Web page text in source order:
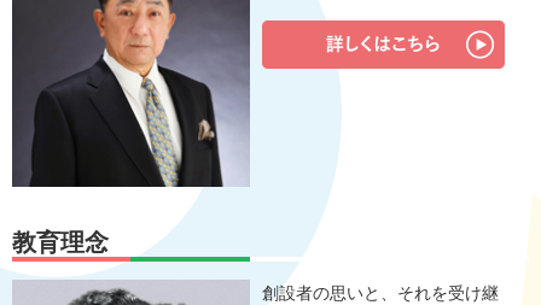
教育理念
創設者の思いと、それを受け継